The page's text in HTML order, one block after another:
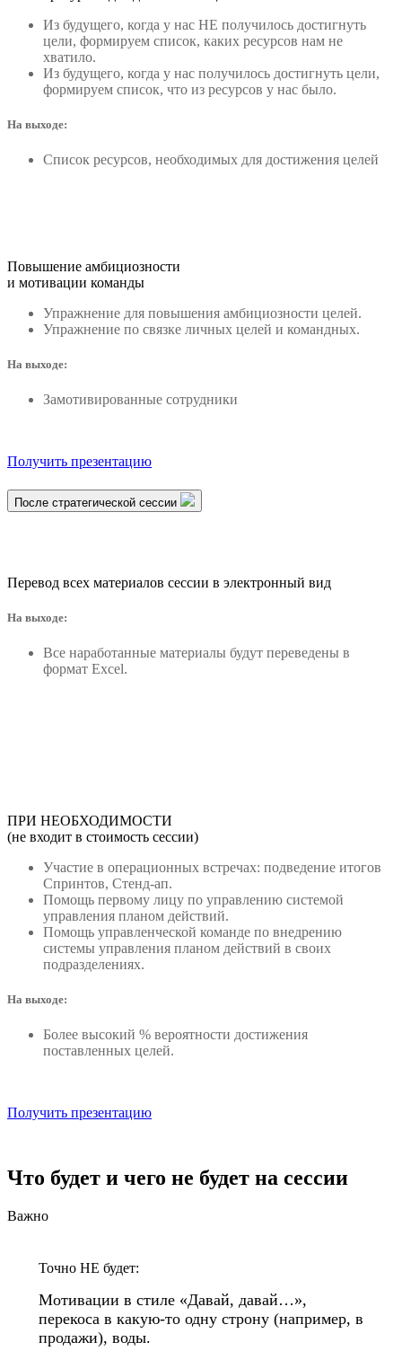
Из будущего, когда у нас НЕ получилось достигнуть
цели, формируем список, каких ресурсов нам не
хватило.
Из будущего, когда у нас получилось достигнуть цели,
формируем список, что из ресурсов у нас было.
На выходе:
Список ресурсов, необходимых для достижения целей
Повышение амбициозности
и мотивации команды
Упражнение для повышения амбициозности целей.
Упражнение по связке личных целей и командных.
На выходе:
Замотивированные сотрудники
Получить презентацию
После стратегической сессии
Перевод всех материалов сессии в электронный вид
На выходе:
Все наработанные материалы будут переведены в
формат Excel.
ПРИ НЕОБХОДИМОСТИ
(не входит в стоимость сессии)
Участие в операционных встречах: подведение итогов
Спринтов, Стенд-ап.
Помощь первому лицу по управлению системой
управления планом действий.
Помощь управленческой команде по внедрению
системы управления планом действий в своих
подразделениях.
На выходе:
Более высокий % вероятности достижения
поставленных целей.
Получить презентацию
Что будет и чего не будет на сессии
Важно
Точно НЕ будет:
Мотивации в стиле «Давай, давай…»,
перекоса в какую-то одну строну (например, в
продажи), воды.